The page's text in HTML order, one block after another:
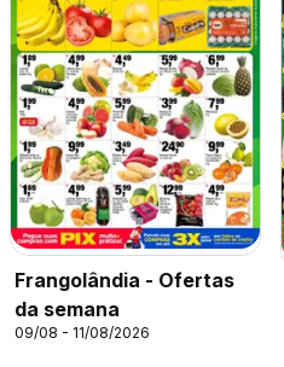
Frangolândia - Ofertas
da semana
09/08 - 11/08/2026